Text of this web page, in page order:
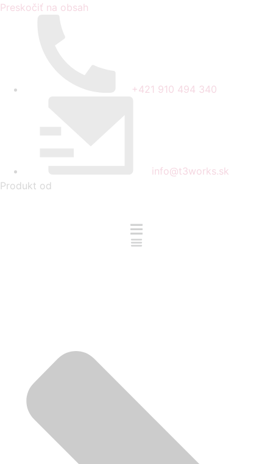
Preskočiť na obsah
+421 910 494 340
info@t3works.sk
Produkt od